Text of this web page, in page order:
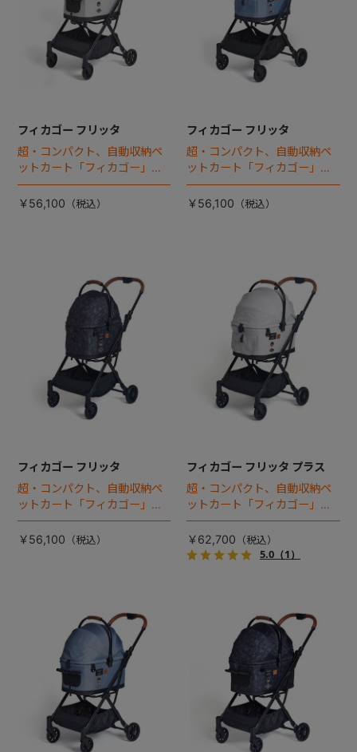
フィカゴー フリッタ
超・コンパクト、自動収納ペ
ットカート「フィカゴー」に
キャビン着脱タイプが新登
場！
￥56,100
フィカゴー フリッタ
超・コンパクト、自動収納ペ
ットカート「フィカゴー」に
キャビン着脱タイプが新登
場！
￥56,100
フィカゴー フリッタ
超・コンパクト、自動収納ペ
ットカート「フィカゴー」に
キャビン着脱タイプが新登
場！
￥56,100
フィカゴー フリッタ プラス
超・コンパクト、自動収納ペ
ットカート「フィカゴー」に
キャビン着脱タイプが新登
場！
￥62,700
5.0（1）